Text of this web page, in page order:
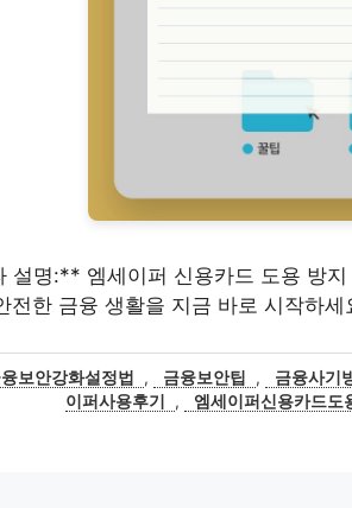
설명:** 엠세이퍼 신용카드 도용 방
전한 금융 생활을 지금 바로 시작하세
보안강화설정법 , 금융보안팁 , 금융사기
이퍼사용후기
, 엠세이퍼신용카드도